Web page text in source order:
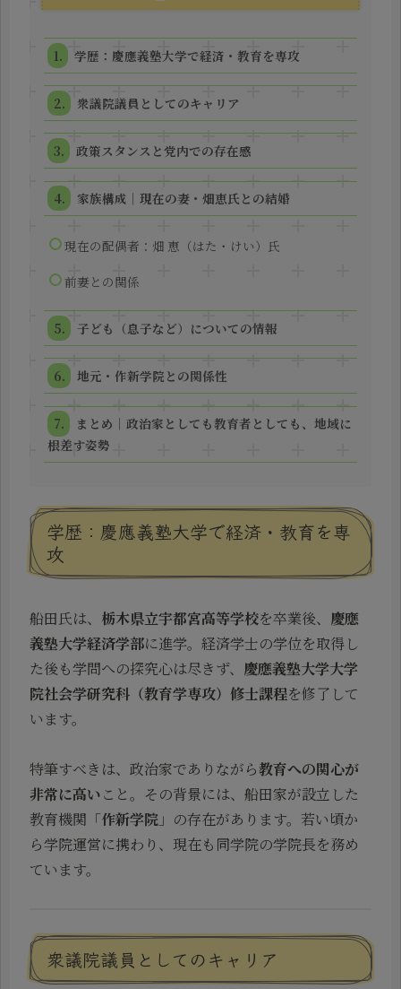
学歴：慶應義塾大学で経済・教育を専攻
衆議院議員としてのキャリア
政策スタンスと党内での存在感
家族構成｜現在の妻・畑恵氏との結婚
現在の配偶者：畑 恵（はた・けい）氏
前妻との関係
子ども（息子など）についての情報
地元・作新学院との関係性
まとめ｜政治家としても教育者としても、地域に
根差す姿勢
学歴：慶應義塾大学で経済・教育を専
攻
船田氏は、 栃木県立宇都宮高等学校を卒業後、 慶應
義塾大学経済学部に進学。経済学士の学位を取得し
た後も学問への探究心は尽きず、 慶應義塾大学大学
院社会学研究科（教育学専攻）修士課程を修了して
います。
特筆すべきは、政治家でありながら教育への関心が
非常に高いこと。その背景には、船田家が設立した
教育機関「作新学院 」の存在があります。若い頃か
ら学院運営に携わり、現在も同学院の学院長を務め
ています。
衆議院議員としてのキャリア